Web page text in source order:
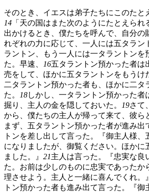
そのとき、イエスは弟子たちにこのたと
14 「天の国はまた次のようにたとえら
出かけるとき、僕たちを呼んで、自分の
れぞれの力に応じて、一人には五タラン
ラントン、もう一人には一タラントンを
た。早速、 16五タラントン預かった者は
売をして、ほかに五タラントンをもうけ
二タラントン預かった者も、ほかに二タ
た。 18しかし、一タラントン預かった者
掘り、主人の金を隠しておいた。 19さて
から、僕たちの主人が帰って来て、彼ら
まず、五タラントン預かった者が進み出
トンを差し出して言った。『御主人様、
になりましたが、御覧ください。ほかに
ました。』 21主人は言った。『忠実な良
た。お前は少しのものに忠実であったか
理させよう。主人と一緒に喜んでくれ。』
トン預かった者も進み出て言った。『御